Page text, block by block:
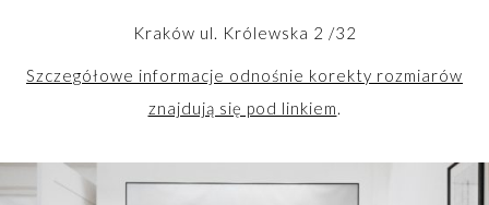
Kraków ul. Królewska 2 /32
Szczegółowe informacje odnośnie korekty rozmiarów
znajdują się pod linkiem.